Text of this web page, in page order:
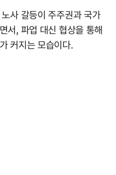
사 갈등이 주주권과 국가
서, 파업 대신 협상을 통해
커지는 모습이다.